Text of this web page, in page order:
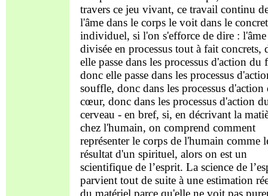
travers ce jeu vivant, ce travail continu
l'âme dans le corps le voit dans le concret
individuel, si l'on s'efforce de dire : l'âme
divisée en processus tout à fait concrets,
elle passe dans les processus d'action du
donc elle passe dans les processus
souffle, donc dans les processus d'action
cœur, donc dans les processus d'action
cerveau - en bref, si, en décrivant la
chez l'humain, on comprend comment
représenter le corps de l'humain comme
résultat d'un spirituel, alors on est un
scientifique de l’esprit. La science de
parvient tout de suite à une estimation
du matériel parce qu'elle ne voit pas